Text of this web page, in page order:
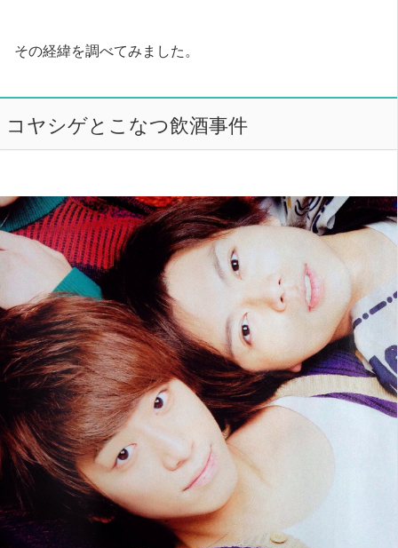
その経緯を調べてみました。
コヤシゲとこなつ飲酒事件